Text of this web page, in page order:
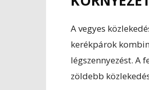
A vegyes
kerékpárok
légszennyezést. A
zöldebb